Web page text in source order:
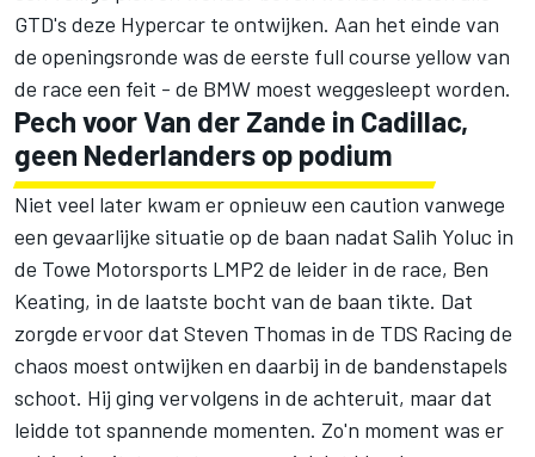
GTD's deze Hypercar te ontwijken. Aan het einde van
de openingsronde was de eerste full course yellow van
de race een feit - de BMW moest weggesleept worden.
Pech voor Van der Zande in Cadillac,
geen Nederlanders op podium
Niet veel later kwam er opnieuw een caution vanwege
een gevaarlijke situatie op de baan nadat Salih Yoluc in
de Towe Motorsports LMP2 de leider in de race, Ben
Keating, in de laatste bocht van de baan tikte. Dat
zorgde ervoor dat Steven Thomas in de TDS Racing de
chaos moest ontwijken en daarbij in de bandenstapels
schoot. Hij ging vervolgens in de achteruit, maar dat
leidde tot spannende momenten. Zo'n moment was er